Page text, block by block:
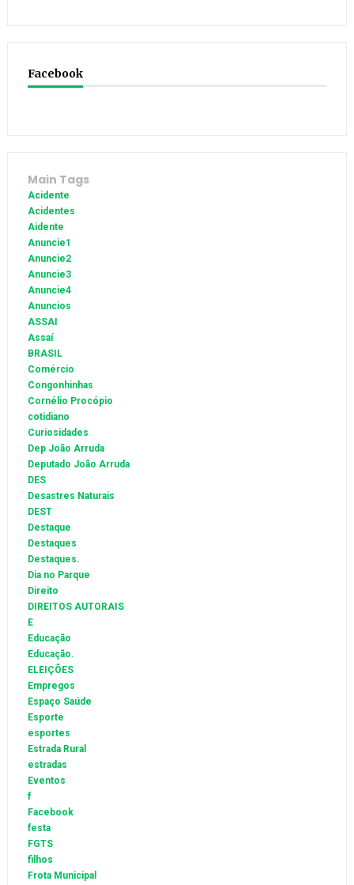
Facebook
Main Tags
Acidente
Acidentes
Aidente
Anuncie1
Anuncie2
Anuncie3
Anuncie4
Anuncios
ASSAI
Assaí
BRASIL
Comércio
Congonhinhas
Cornélio Procópio
cotidiano
Curiosidades
Dep João Arruda
Deputado João Arruda
DES
Desastres Naturais
DEST
Destaque
Destaques
Destaques.
Dia no Parque
Direito
DIREITOS AUTORAIS
E
Educação
Educação.
ELEIÇÕES
Empregos
Espaço Saúde
Esporte
esportes
Estrada Rural
estradas
Eventos
f
Facebook
festa
FGTS
filhos
Frota Municipal